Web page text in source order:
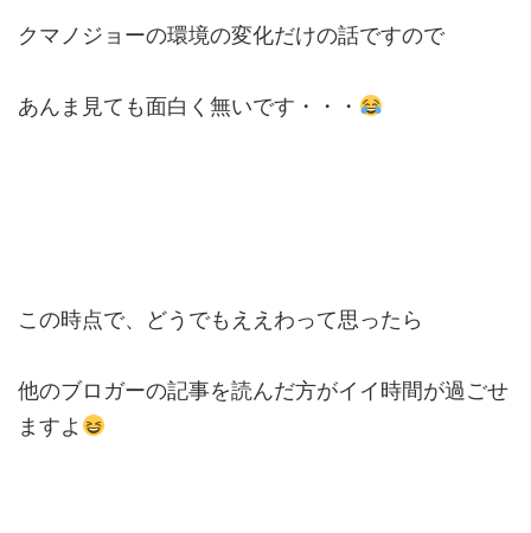
クマノジョーの環境の変化だけの話ですので
あんま見ても面白く無いです・・・
この時点で、どうでもええわって思ったら
他のブロガーの記事を読んだ方がイイ時間が過ごせ
ますよ